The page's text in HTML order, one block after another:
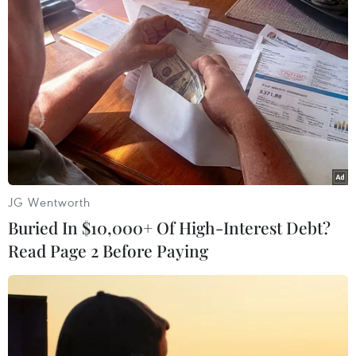
Dữ liệu việc làm Mỹ mở thêm dư địa
cho giá vàng trong tuần qua
08/08/2026 04:29
Thương mại Việt Nam-Australia
hướng tới những động lực tăng
08/08/2026 03:29
Nghệ An: OCOP đã có thương hiệu,
vì sao nông sản vẫn lo đầu ra?
08/08/2026 03:28
JG Wentworth
Buried In $10,000+ Of High-Interest Debt?
Read Page 2 Before Paying